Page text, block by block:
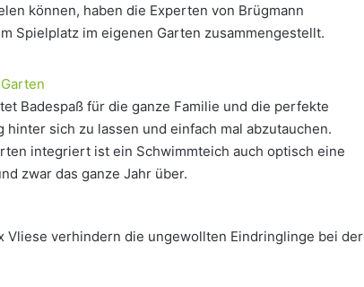
können, haben die Experten von Brügmann
Spielplatz im eigenen Garten zusammengestellt.
Badespaß für die ganze Familie und die perfekte
hinter sich zu lassen und einfach mal abzutauchen.
integriert ist ein Schwimmteich auch optisch eine
zwar das ganze Jahr über.
Vliese verhindern die ungewollten Eindringlinge bei der